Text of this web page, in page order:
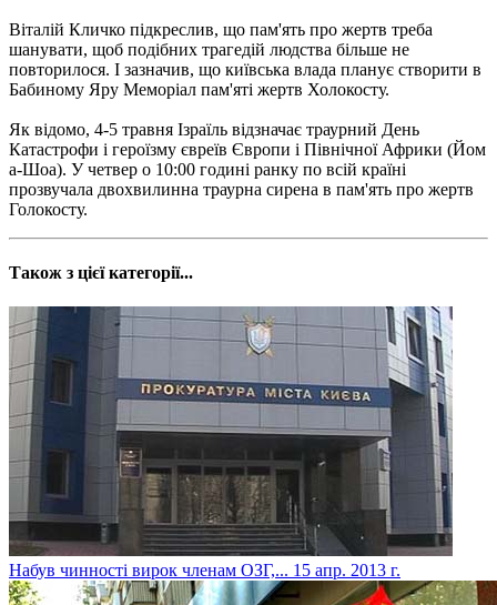
Віталій Кличко підкреслив, що пам'ять про жертв треба
шанувати, щоб подібних трагедій людства більше не
повторилося. І зазначив, що київська влада планує створити в
Бабиному Яру Меморіал пам'яті жертв Холокосту.
Як відомо, 4-5 травня Ізраїль відзначає траурний День
Катастрофи і героїзму євреїв Європи і Північної Африки (Йом
а-Шоа). У четвер о 10:00 годині ранку по всій країні
прозвучала двохвилинна траурна сирена в пам'ять про жертв
Голокосту.
Також з цієї категорії...
Набув чинності вирок членам ОЗГ,... 15 апр. 2013 г.